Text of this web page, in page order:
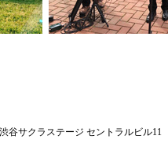
谷サクラステージ セントラルビル11